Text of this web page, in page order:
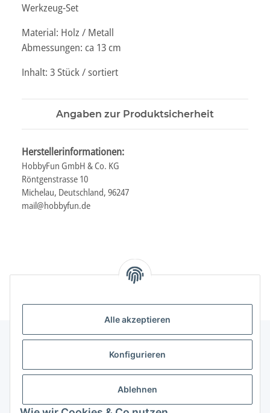
Alle akzeptieren
Konfigurieren
Ablehnen
Werkzeug-Set
Material: Holz / Metall
Abmessungen: ca 13 cm
Inhalt: 3 Stück / sortiert
Angaben zur Produktsicherheit
Herstellerinformationen:
HobbyFun GmbH & Co. KG
Röntgenstrasse 10
Michelau, Deutschland, 96247
mail@hobbyfun.de
Informationen
Gesetzliche Informationen